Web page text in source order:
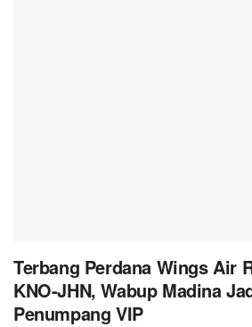
Terbang Perdana Wings Air
KNO-JHN, Wabup Madina
Penumpang VIP